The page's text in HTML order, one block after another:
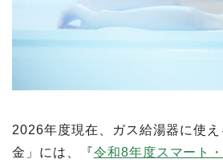
2026年度現在、ガス給湯器に使
金」には、『令和8年度スマート